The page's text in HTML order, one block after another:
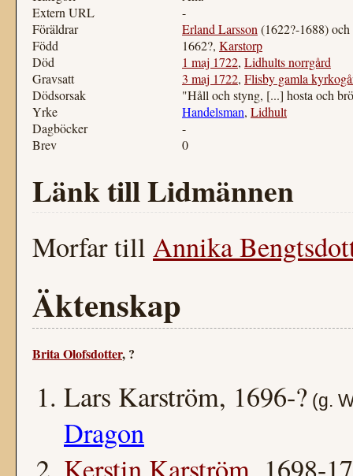
Extern URL
-
Föräldrar
Erland Larsson (1622?-1688) och
Född
1662?, Karstorp
Död
1 maj 1722, Lidhults norrgård
Gravsatt
3 maj 1722, Flisby gamla
Dödsorsak
"Håll och styng, [...] hosta och
Yrke
Handelsman, Lidhult
Dagböcker
-
Brev
0
Länk till Lidmännen
Morfar till Annika
Äktenskap
Brita Olofsdotter, ?
Lars Karström, 1696-? (g.
Dragon